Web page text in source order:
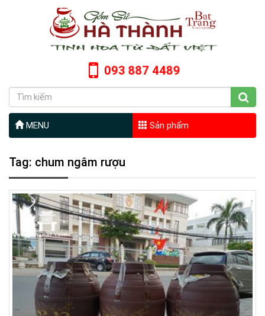
093 887 4489
MENU Sản phẩm
Tag: chum ngâm rượu